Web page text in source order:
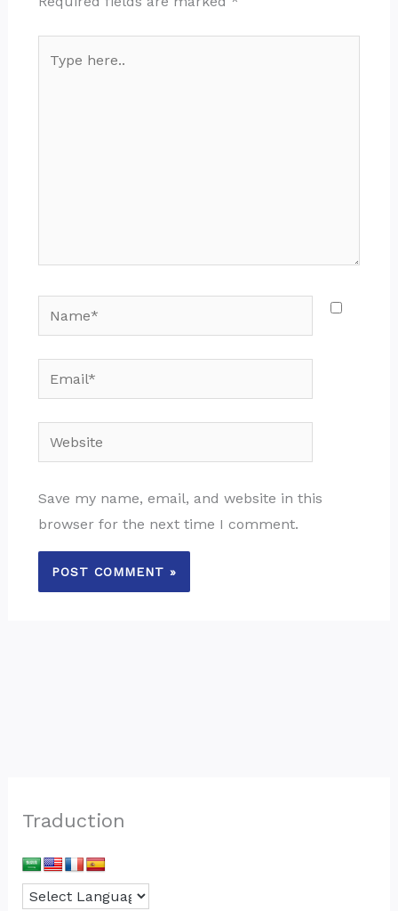
Name*
Email*
Website
Save my name, email, and website in this
browser for the next time I comment.
Traduction